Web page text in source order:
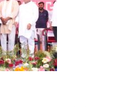
14 May